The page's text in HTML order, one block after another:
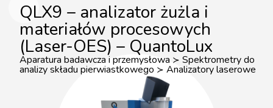
QLX9 – analizator żużla i
materiałów procesowych
(Laser-OES) – QuantoLux
Aparatura badawcza i przemysłowa ≻ Spektrometry do
analizy składu pierwiastkowego ≻ Analizatory laserowe